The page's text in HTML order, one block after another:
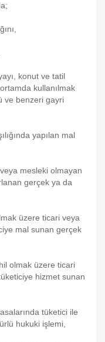
konut ve tatil
kullanılmak
ve benzeri gayri
yapılan mal
mesleki olmayan
gerçek ya da
üzere ticari veya
mal sunan gerçek
olmak üzere ticari
hizmet sunan
tüketici ile
hukuki işlemi,